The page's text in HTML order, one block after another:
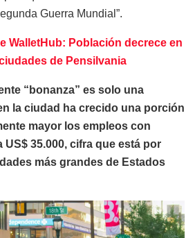
Guerra Mundial”.
WalletHub: Población decrece en
de Pensilvania
“bonanza” es solo una
la ciudad ha crecido una porción
mayor los empleos con
35.000, cifra que está por
más grandes de Estados